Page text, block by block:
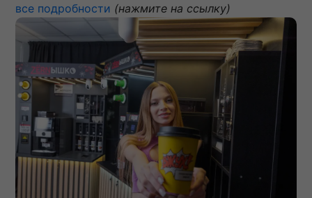
все подробности (нажмите на ссылку)